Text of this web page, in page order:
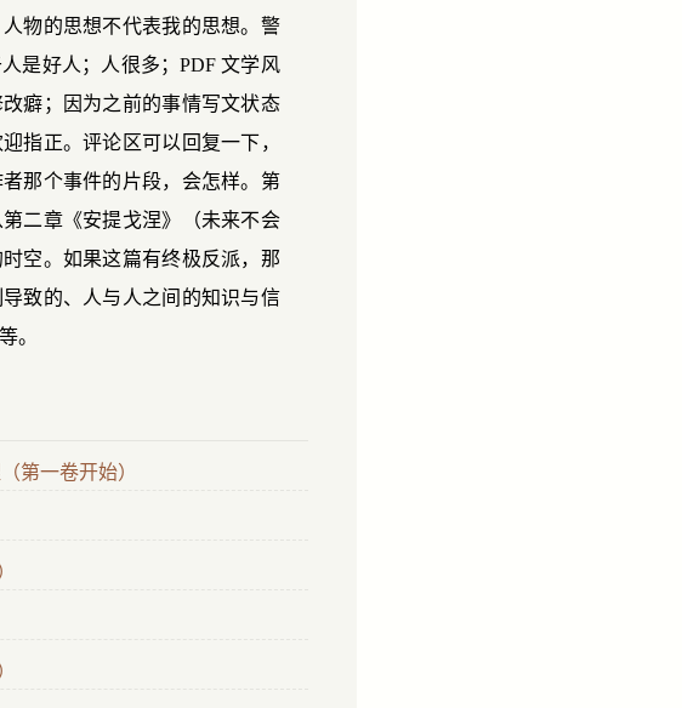
物的思想不代表我的思想。警
是好人；人很多；PDF 文学风
癖；因为之前的事情写文状态
指正。评论区可以回复一下，
那个事件的片段，会怎样。第
二章《安提戈涅》（未来不会
空。如果这篇有终极反派，那
致的、人与人之间的知识与信
。
第一卷开始）